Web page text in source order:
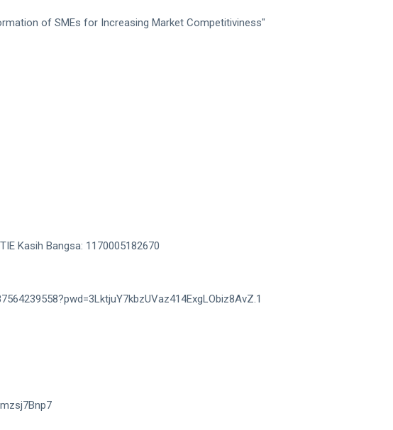
of SMEs for Increasing Market Competitiviness"
Kasih Bangsa: 1170005182670